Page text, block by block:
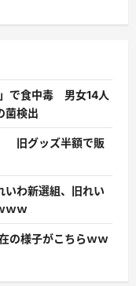
」で食中毒 男女14人
菌検出
旧グッズ半額で販
いわ新選組、旧れい
ｗｗ
の様子がこちらｗｗ